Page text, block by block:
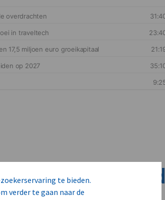
te bieden.
verder te gaan naar de
kansen rond